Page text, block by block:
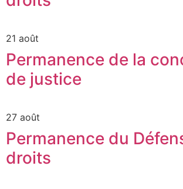
21 août
Permanence de la
de justice
27 août
Permanence du
droits